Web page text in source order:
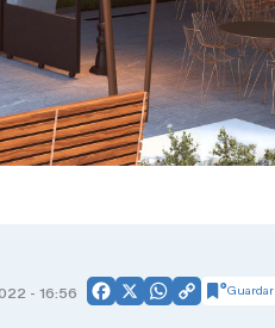
- 16:56 Facebook
X WhatsApp
CopyGuardar